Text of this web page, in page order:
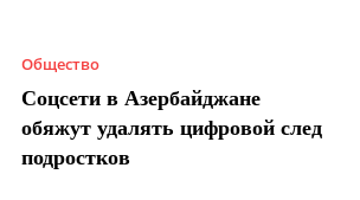
Общество
Соцсети в Азербайджане
обяжут удалять цифровой след
подростков